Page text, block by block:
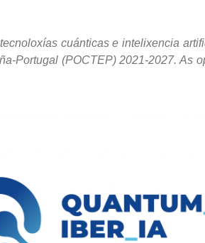
cuánticas e intelixencia
Portugal (POCTEP) 2021-2027. As